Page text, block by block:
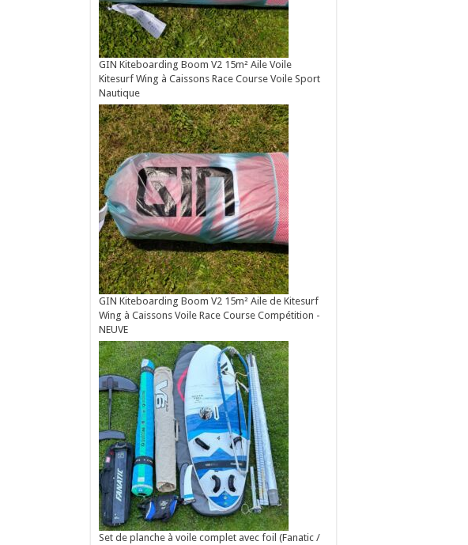
GIN Kiteboarding Boom V2 15m² Aile Voile
Kitesurf Wing à Caissons Race Course Voile Sport
Nautique
GIN Kiteboarding Boom V2 15m² Aile de Kitesurf
Wing à Caissons Voile Race Course Compétition -
NEUVE
Set de planche à voile complet avec foil (Fanatic /